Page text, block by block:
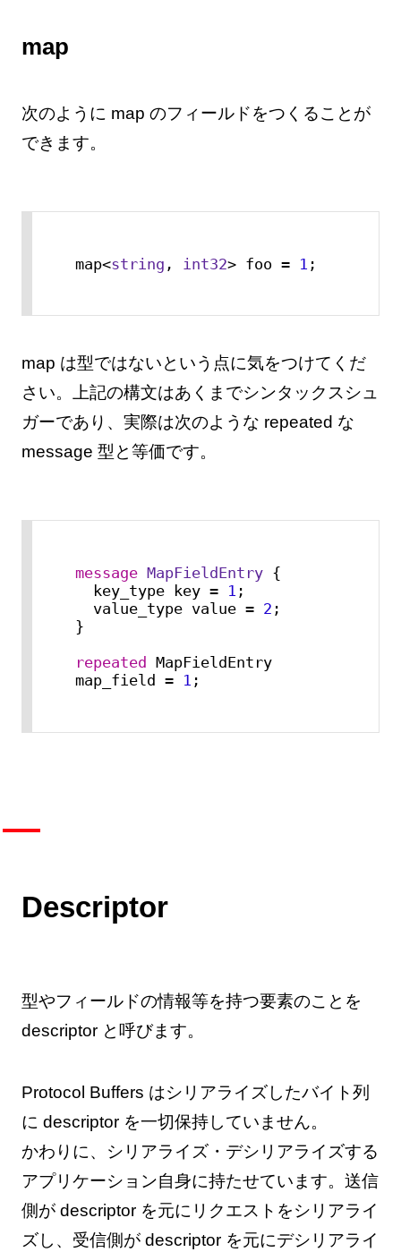
map
次のように map のフィールドをつくることが
できます。
map<string , int32> foo = 1 ;
map は型ではないという点に気をつけてくだ
さい。上記の構文はあくまでシンタックスシュ
ガーであり、実際は次のような repeated な
message 型と等価です。
message MapFieldEntry {
  key_type key =
1 ;
  value_type value =
2 ;
}
repeated MapFieldEntry
map_field = 1 ;
Descriptor
型やフィールドの情報等を持つ要素のことを
descriptor と呼びます。
Protocol Buffers はシリアライズしたバイト列
に descriptor を一切保持していません。
かわりに、シリアライズ・デシリアライズする
アプリケーション自身に持たせています。送信
側が descriptor を元にリクエストをシリアライ
ズし、受信側が descriptor を元にデシリアライ